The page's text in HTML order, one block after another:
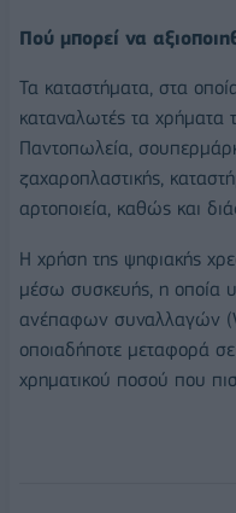
Πού μπορεί να
Τα καταστήματα, στα
καταναλωτές τα χρήματα
Παντοπωλεία,
ζαχαροπλαστικής,
αρτοποιεία, καθώς και
Η χρήση της ψηφιακής
μέσω συσκευής, η οποία
ανέπαφων συναλλαγών
οποιαδήποτε μεταφορά
χρηματικού ποσού που